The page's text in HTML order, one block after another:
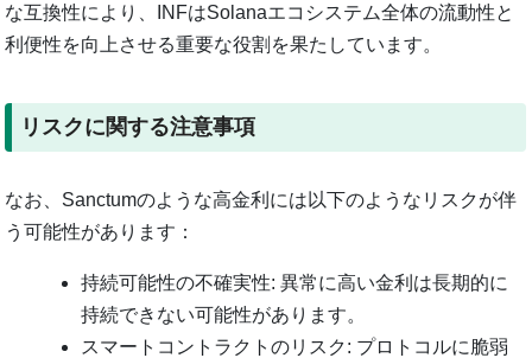
な互換性により、INFはSolanaエコシステム全体の流動性と
利便性を向上させる重要な役割を果たしています。
リスクに関する注意事項
なお、Sanctumのような高金利には以下のようなリスクが伴
う可能性があります：
持続可能性の不確実性: 異常に高い金利は長期的に
持続できない可能性があります。
スマートコントラクトのリスク: プロトコルに脆弱